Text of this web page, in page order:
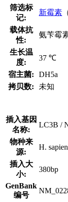
筛选标
记:
新霉素
载体抗
性:
氨苄霉
生长温
度:
37 ℃
宿主菌:
DH5a
拷贝数:
未知
插入基因
名称:
LC3B /
物种来
源:
H.
插入大
小:
380bp
GenBank
编号